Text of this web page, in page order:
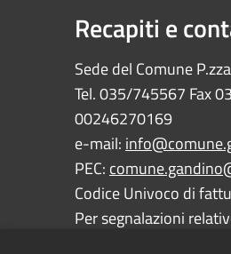
Recapiti e
Sede del Comune
Tel. 035/745567 Fax
00246270169
e-mail:
PEC:
Codice Univoco di
Per segnalazioni